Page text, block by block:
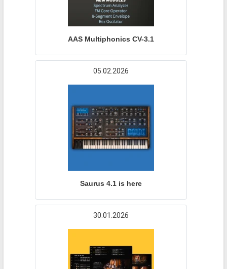
AAS Multiphonics CV-3.1
05.02.2026
Saurus 4.1 is here
30.01.2026